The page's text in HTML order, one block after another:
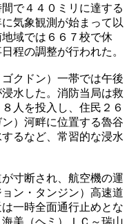
で４４０ミリに達する
気象観測が始まって以
域では６６７校で休
程の調整が行われた。
クドン）一帯では午後
水した。消防当局は救
人を投入し、住民２６
）河畔に位置する魯谷
るなど、常習的な浸水
寸断され、航空機の運
ン・タンジン）高速道
一時全面通行止めとな